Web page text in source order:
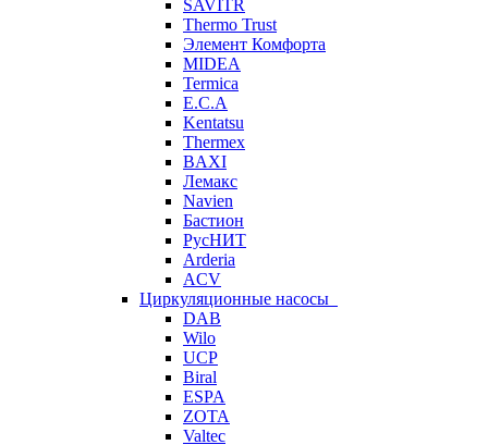
SAVITR
Thermo Trust
Элемент Комфорта
MIDEA
Termica
E.C.A
Kentatsu
Thermex
BAXI
Лемакс
Navien
Бастион
РусНИТ
Arderia
ACV
Циркуляционные насосы
DAB
Wilo
UCP
Biral
ESPA
ZOTA
Valtec